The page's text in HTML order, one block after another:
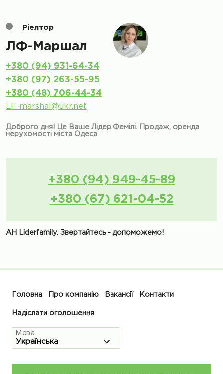
Ріелтор
ЛФ-Маршал
+380 (94) 931-64-34
+380 (97) 263-55-95
+380 (48) 706-44-34
LF-marshal@ukr.net
Доброго дня! Це Ваше Лідер Фемілі. Продаж, оренда
нерухомості міста Одеса
+380 (94) 949-45-89
+380 (67) 621-04-52
АН Liderfamily. Звертайтесь - допоможемо!
Головна Про компанію Вакансії Контакти
Надіслати оголошення
Мова